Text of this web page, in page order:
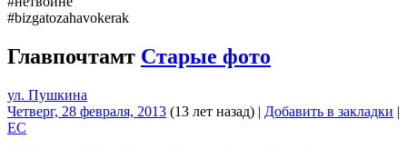
#bizgatozahavokerak
Главпочтамт Старые фото
ул. Пушкина
Четверг, 28 февраля, 2013 (13 лет назад) | Добавить в закладки |
EC